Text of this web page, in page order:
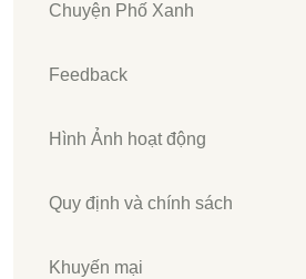
Chuyện Phố Xanh
Feedback
Hình Ảnh hoạt động
Quy định và chính sách
Khuyến mại